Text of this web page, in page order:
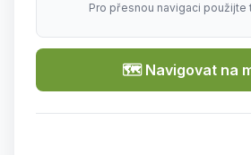
Pro přesnou navigaci použijte
🗺️ Navigovat na